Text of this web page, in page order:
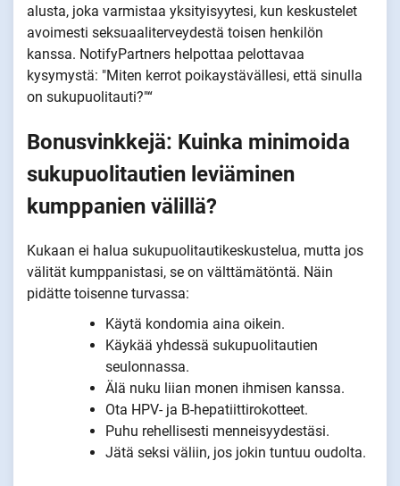
alusta, joka varmistaa yksityisyytesi, kun keskustelet
avoimesti seksuaaliterveydestä toisen henkilön
kanssa. NotifyPartners helpottaa pelottavaa
kysymystä: "Miten kerrot poikaystävällesi, että sinulla
on sukupuolitauti?"“
Bonusvinkkejä: Kuinka minimoida
sukupuolitautien leviäminen
kumppanien välillä?
Kukaan ei halua sukupuolitautikeskustelua, mutta jos
välität kumppanistasi, se on välttämätöntä. Näin
pidätte toisenne turvassa:
Käytä kondomia aina oikein.
Käykää yhdessä sukupuolitautien
seulonnassa.
Älä nuku liian monen ihmisen kanssa.
Ota HPV- ja B-hepatiittirokotteet.
Puhu rehellisesti menneisyydestäsi.
Jätä seksi väliin, jos jokin tuntuu oudolta.